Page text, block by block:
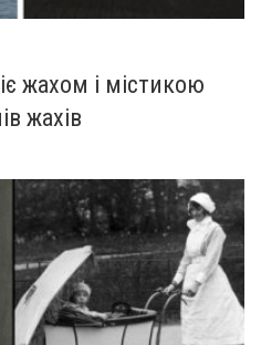
жахом і містикою
жахів